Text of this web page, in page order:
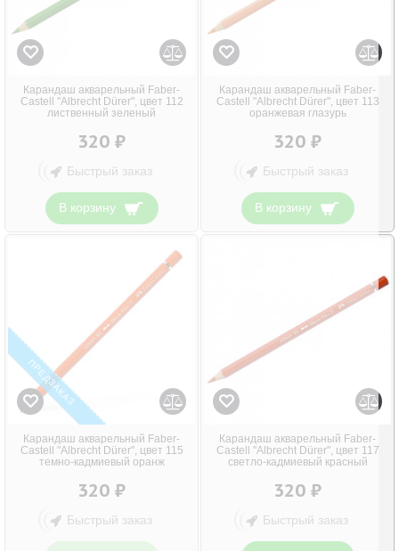
Карандаш акварельный Faber-
Castell "Albrecht Dürer", цвет 112
лиственный зеленый
320 ₽
Быстрый заказ
В корзину
Карандаш акварельный Faber-
Castell "Albrecht Dürer", цвет 113
оранжевая глазурь
320 ₽
Быстрый заказ
В корзину
ПРЕДЗАКАЗ
Карандаш акварельный Faber-
Castell "Albrecht Dürer", цвет 115
темно-кадмиевый оранж
320 ₽
Быстрый заказ
Карандаш акварельный Faber-
Castell "Albrecht Dürer", цвет 117
светло-кадмиевый красный
320 ₽
Быстрый заказ